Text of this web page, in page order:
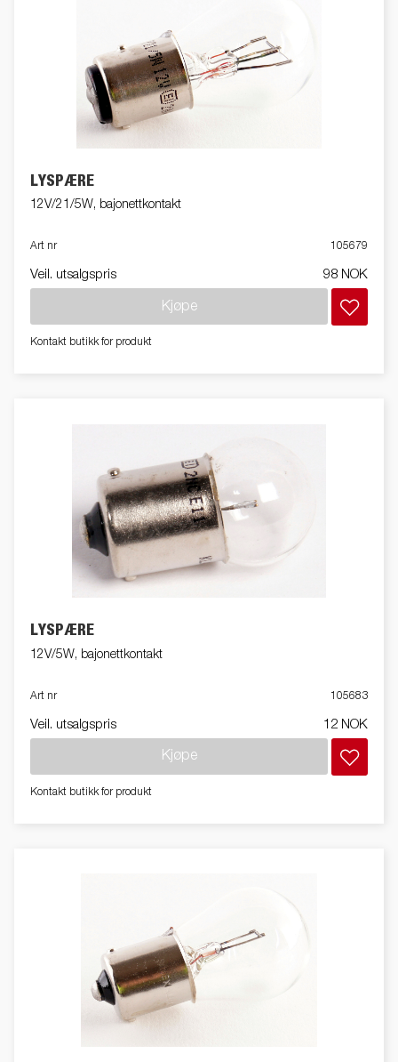
LYSPÆRE
12V/21/5W, bajonettkontakt
Art nr 105679
Veil. utsalgspris 98 NOK
Kjøpe
Kontakt butikk for produkt
LYSPÆRE
12V/5W, bajonettkontakt
Art nr 105683
Veil. utsalgspris 12 NOK
Kjøpe
Kontakt butikk for produkt